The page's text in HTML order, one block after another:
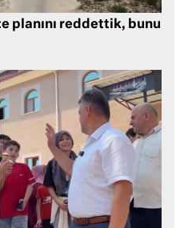
planını reddettik, bunu